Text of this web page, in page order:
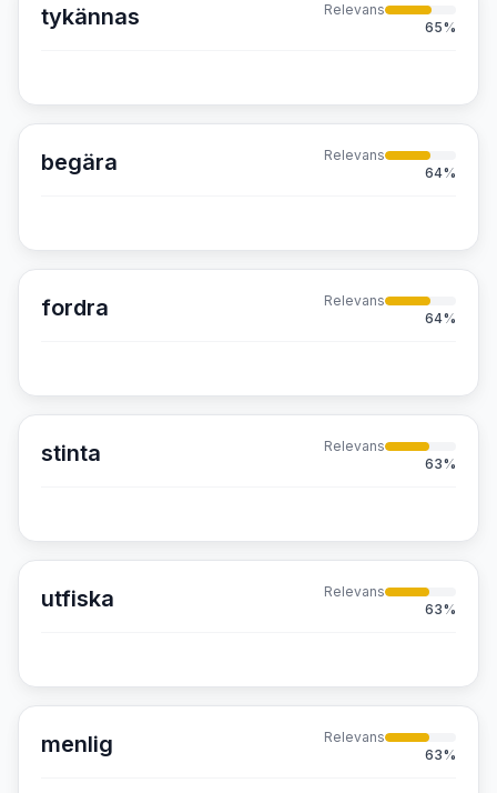
tykännas
Relevans
65%
begära
Relevans
64%
fordra
Relevans
64%
stinta
Relevans
63%
utfiska
Relevans
63%
menlig
Relevans
63%